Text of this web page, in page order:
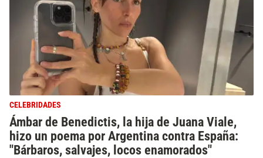
CELEBRIDADES
Ámbar de Benedictis, la hija de Juana Viale,
hizo un poema por Argentina contra España:
"Bárbaros, salvajes, locos enamorados"